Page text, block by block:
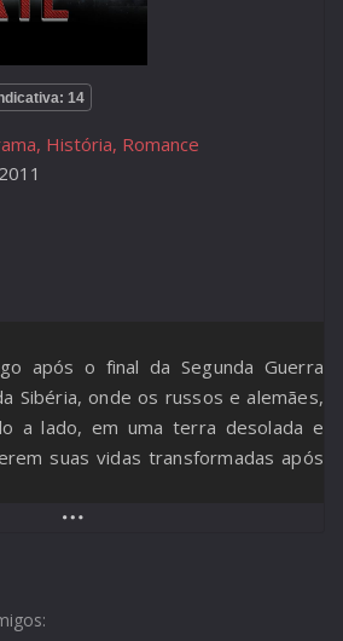
14
História, Romance
2011
após o final da Segunda Guerra
Sibéria, onde os russos e alemães,
a lado, em uma terra desolada e
suas vidas transformadas após